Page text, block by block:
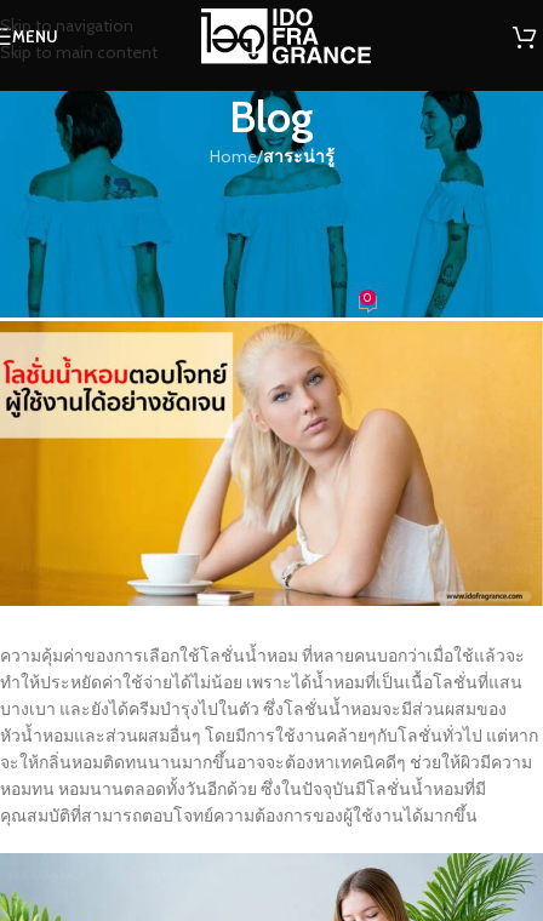
Skip to navigation
Skip to main content
MENU
Blog
Home/สาระน่ารู้
สาระน่ารู้
โลชั่นน้ำหอมตอบโจทย์ผู้ใช้งานได้
อย่างชัดเจน
น้ำหอม On 30/07/2021 0
ความคุ้มค่าของการเลือกใช้โลชั่นน้ำหอม ที่หลายคนบอกว่าเมื่อใช้แล้วจะ
ทำให้ประหยัดค่าใช้จ่ายได้ไม่น้อย เพราะได้น้ำหอมที่เป็นเนื้อโลชั่นที่แสน
บางเบา และยังได้ครีมบำรุงไปในตัว ซึ่งโลชั่นน้ำหอมจะมีส่วนผสมของ
หัวน้ำหอมและส่วนผสมอื่นๆ โดยมีการใช้งานคล้ายๆกับโลชั่นทั่วไป แต่หาก
จะให้กลิ่นหอมติดทนนานมากขึ้นอาจจะต้องหาเทคนิคดีๆ ช่วยให้ผิวมีความ
หอมทน หอมนานตลอดทั้งวันอีกด้วย ซึ่งในปัจจุบันมีโลชั่นน้ำหอมที่มี
คุณสมบัติที่สามารถตอบโจทย์ความต้องการของผู้ใช้งานได้มากขึ้น